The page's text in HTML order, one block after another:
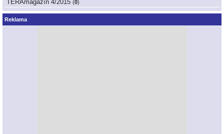
TERAmagazín 4/2015 (0)
Reklama